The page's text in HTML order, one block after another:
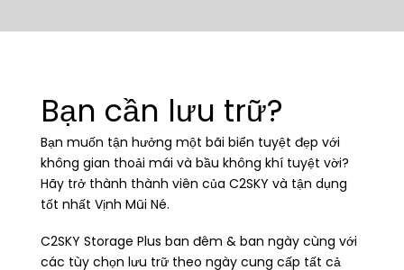
Bạn cần lưu trữ?
Bạn muốn tận hưởng một bãi biển tuyệt đẹp với
không gian thoải mái và bầu không khí tuyệt vời?
Hãy trở thành thành viên của C2SKY và tận dụng
tốt nhất Vịnh Mũi Né.
C2SKY Storage Plus ban đêm & ban ngày cùng với
các tùy chọn lưu trữ theo ngày cung cấp tất cả